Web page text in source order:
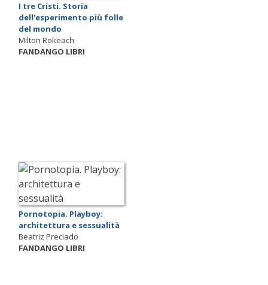
I tre Cristi. Storia
dell'esperimento più folle
del mondo
Milton Rokeach
FANDANGO LIBRI
Pornotopia. Playboy:
architettura e sessualità
Beatriz Preciado
FANDANGO LIBRI